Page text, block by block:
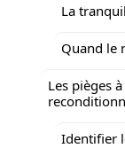
La
Quand le
Les pièges
Identifier